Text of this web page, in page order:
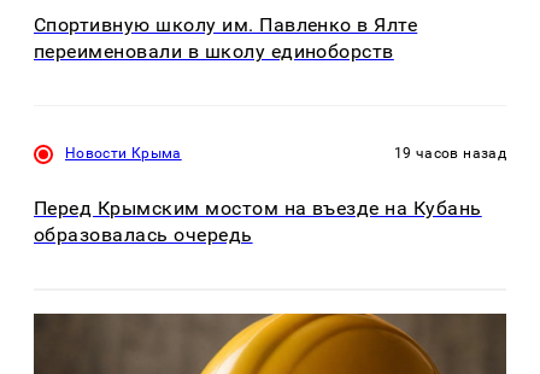
Спортивную школу им. Павленко в Ялте
переименовали в школу единоборств
Новости Крыма 19 часов назад
Перед Крымским мостом на въезде на Кубань
образовалась очередь